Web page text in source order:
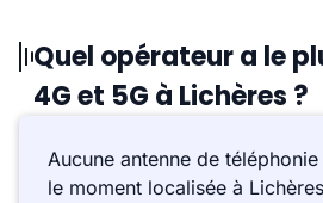
Quel opérateur a le
4G et 5G à Lichères ?
Aucune antenne de
le moment localisée à